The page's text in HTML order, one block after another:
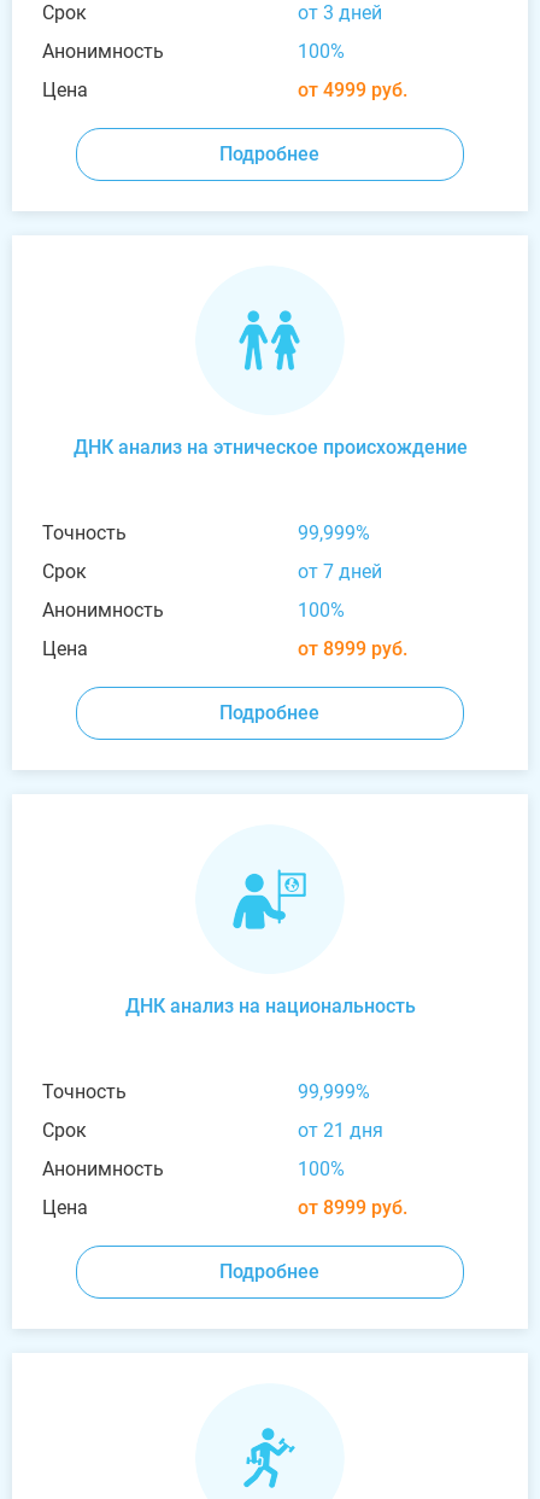
Срок
от 3 дней
Анонимность
100%
Цена
от 4999 руб.
Подробнее
ДНК анализ на этническое происхождение
Точность
99,999%
Срок
от 7 дней
Анонимность
100%
Цена
от 8999 руб.
Подробнее
ДНК анализ на национальность
Точность
99,999%
Срок
от 21 дня
Анонимность
100%
Цена
от 8999 руб.
Подробнее